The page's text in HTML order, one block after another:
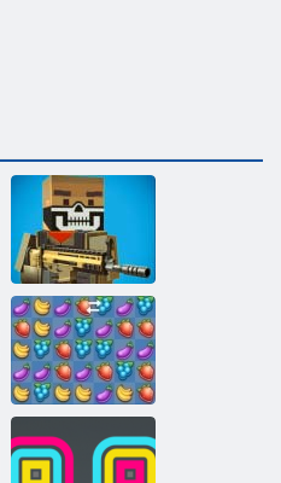
Őrült pixel
hadviselés